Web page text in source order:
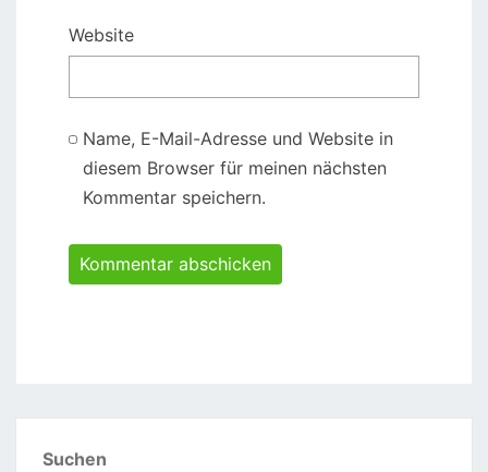
Website
Name, E-Mail-Adresse und Website in
diesem Browser für meinen nächsten
Kommentar speichern.
Suchen